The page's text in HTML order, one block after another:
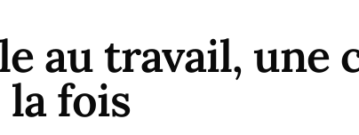
au travail, une
la fois